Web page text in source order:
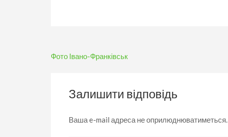
Навігація
Фото Івано-Франківськ
Залишити відповідь
Ваша e-mail адреса не оприлюднюватиметься.